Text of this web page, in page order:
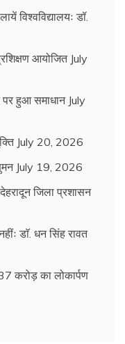
विश्वविद्यालयः डॉ.
आयोजित July
पर हुआ समाधान July
July 20, 2026
July 19, 2026
जिला प्रशासन
डाॅ. धन सिंह रावत
करोड़ का लोकार्पण